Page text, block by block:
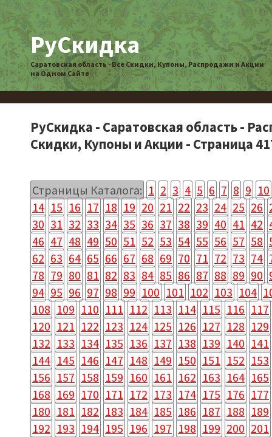
РуСкидка
Саратовская область - Все Скидки, Купоны, Распродажи и Акции
на Одном Сайте
РуСкидка - Саратовская область -
Скидки, Купоны и Акции - Страница
Страницы Каталога: 1 2 3 4 5 6 7 8 9 10
14 15 16 17 18 19 20 21 22 23 24 25 26
30 31 32 33 34 35 36 37 38 39 40 41 42
46 47 48 49 50 51 52 53 54 55 56 57 58
62 63 64 65 66 67 68 69 70 71 72 73 74
78 79 80 81 82 83 84 85 86 87 88 89 90
94 95 96 97 98 99 100 101 102 103 104
108 109 110 111 112 113 114 115 116 117
120 121 122 123 124 125 126 127 128 129
132 133 134 135 136 137 138 139 140 141
144 145 146 147 148 149 150 151 152 153
156 157 158 159 160 161 162 163 164 165
168 169 170 171 172 173 174 175 176 177
180 181 182 183 184 185 186 187 188 189
192 193 194 195 196 197 198 199 200 201